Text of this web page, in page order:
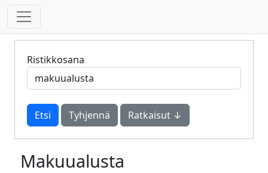
Ristikkosana
Tyhjennä Ratkaisut ↓
Makuualusta